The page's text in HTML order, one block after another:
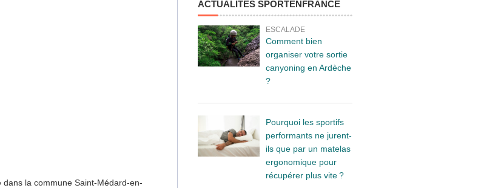
dans la commune Saint-Médard-en-
ACTUALITÉS SPORTENFRANCE
ESCALADE
Comment bien
organiser votre sortie
canyoning en Ardèche
?
Pourquoi les sportifs
performants ne jurent-
ils que par un matelas
ergonomique pour
récupérer plus vite ?